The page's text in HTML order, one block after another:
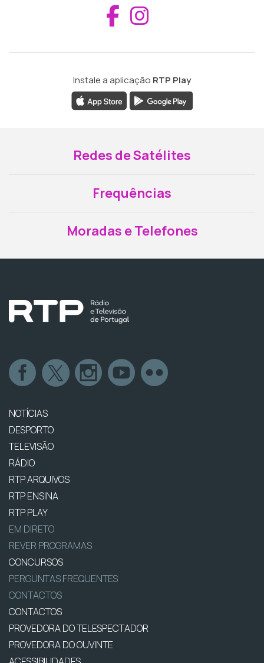
Aceder ao
Instale a aplicação RTP Play
Redes de Satélites
Frequências
Moradas e Telefones
NOTÍCIAS
DESPORTO
TELEVISÃO
RÁDIO
RTP ARQUIVOS
RTP ENSINA
RTP PLAY
EM DIRETO
REVER PROGRAMAS
CONCURSOS
PERGUNTAS FREQUENTES
CONTACTOS
CONTACTOS
PROVEDORA DO TELESPECTADOR
PROVEDORA DO OUVINTE